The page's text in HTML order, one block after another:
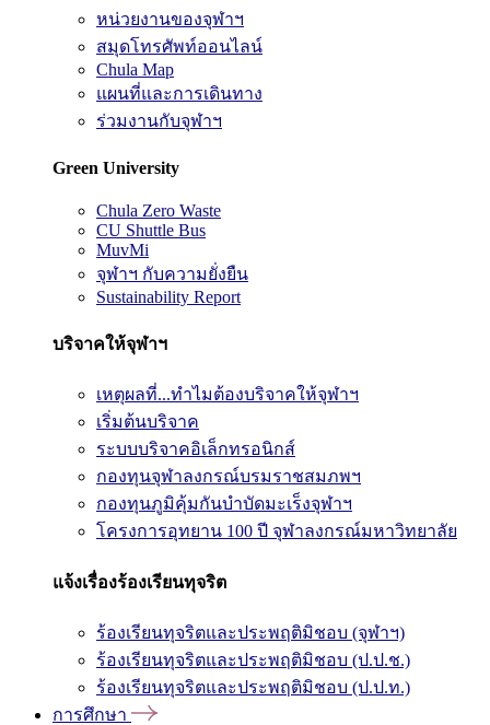
หน่วยงานของจุฬาฯ
สมุดโทรศัพท์ออนไลน์
Chula Map
แผนที่และการเดินทาง
ร่วมงานกับจุฬาฯ
Green University
Chula Zero Waste
CU Shuttle Bus
MuvMi
จุฬาฯ กับความยั่งยืน
Sustainability Report
บริจาคให้จุฬาฯ
เหตุผลที่...ทำไมต้องบริจาคให้จุฬาฯ
เริ่มต้นบริจาค
ระบบบริจาคอิเล็กทรอนิกส์
กองทุนจุฬาลงกรณ์บรมราชสมภพฯ
กองทุนภูมิคุ้มกันบำบัดมะเร็งจุฬาฯ
โครงการอุทยาน 100 ปี จุฬาลงกรณ์มหาวิทยาลัย
แจ้งเรื่องร้องเรียนทุจริต
ร้องเรียนทุจริตและประพฤติมิชอบ (จุฬาฯ)
ร้องเรียนทุจริตและประพฤติมิชอบ (ป.ป.ช.)
ร้องเรียนทุจริตและประพฤติมิชอบ (ป.ป.ท.)
การศึกษา